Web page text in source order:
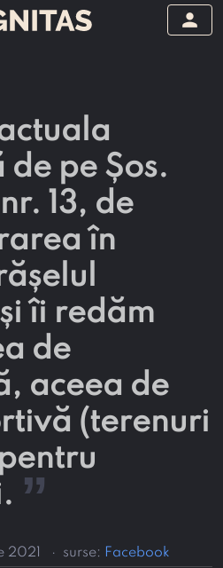
person
pe Șos.
13, de
în
îi redăm
de
aceea de
(terenuri
”
2021 · surse: Facebook